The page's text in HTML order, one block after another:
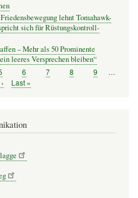
lehnt Tomahawk-
sich für Rüstungskontroll-
– Mehr als 50 Prominente
leeres Versprechen bleiben“
Seite
6 Seite
7 Seite
8 Seite
9
…
Letzte
Last »